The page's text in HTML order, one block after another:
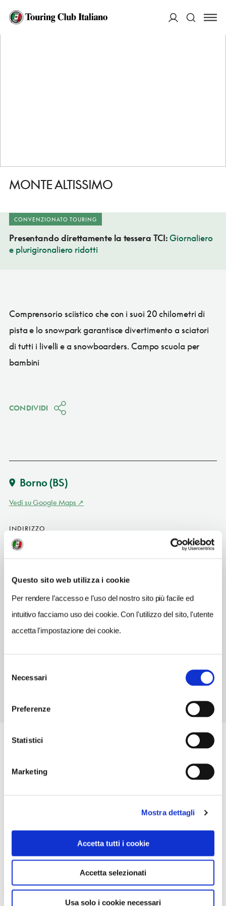
Questo sito web utilizza i cookie
Per rendere l’accesso e l’uso del nostro sito più facile ed
intuitivo facciamo uso dei cookie. Con l'utilizzo del sito, l'utente
accetta l'impostazione dei cookie.
delNecessari
Preferenze
Statistici
Marketing
Mostra dettagli
Accetta tutti i cookie
Accetta selezionati
Usa solo i cookie necessari
HOME
MONTE ALTISSIMO
CONVENZIONATO TOURING
Presentando direttamente la tessera TCI:Giornaliero
e plurigironaliero ridotti
Comprensorio sciistico che con i suoi 20 chilometri di
pista e lo snowpark garantisce divertimento a sciatori
di tutti i livelli e a snowboarders. Campo scuola per
bambini
CONDIVIDI
Borno(BS)
Vedi su Google Maps
INDIRIZZO
via Funivia 28 - 25042
Borno (BS)
SITO WEB
www.bornoskiarea.it
INDIRIZZO EMAIL
info@bornoskiarea.it